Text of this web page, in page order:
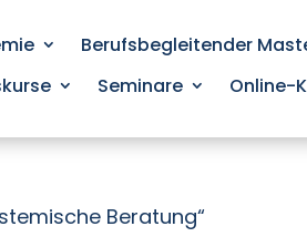
Berufsbegleitender
Seminare Online-
Beratung“